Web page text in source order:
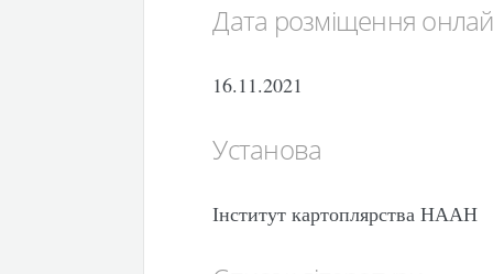
Дата розміщення
16.11.2021
Установа
Інститут картоплярства НААН